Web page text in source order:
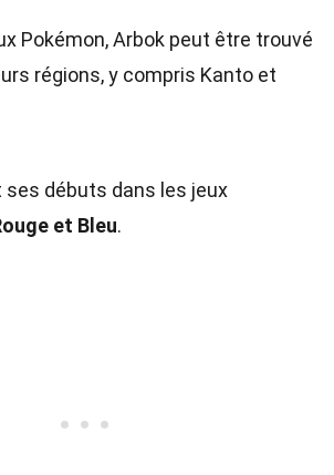
Pokémon, Arbok peut être trouvé
régions, y compris Kanto et
ses débuts dans les jeux
et Bleu.